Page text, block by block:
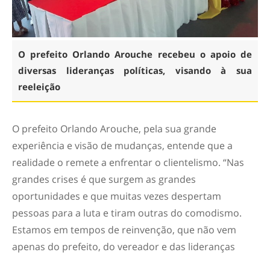
O prefeito Orlando Arouche recebeu o apoio de
diversas lideranças políticas, visando à sua
reeleição
O prefeito Orlando Arouche, pela sua grande
experiência e visão de mudanças, entende que a
realidade o remete a enfrentar o clientelismo. “Nas
grandes crises é que surgem as grandes
oportunidades e que muitas vezes despertam
pessoas para a luta e tiram outras do comodismo.
Estamos em tempos de reinvenção, que não vem
apenas do prefeito, do vereador e das lideranças